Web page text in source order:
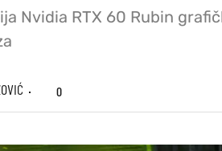
Nvidia RTX 60 Rubin
0